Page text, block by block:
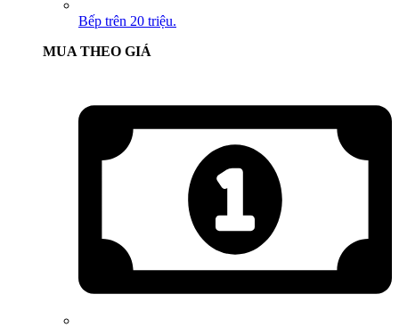
Bếp trên 20 triệu.
MUA THEO GIÁ